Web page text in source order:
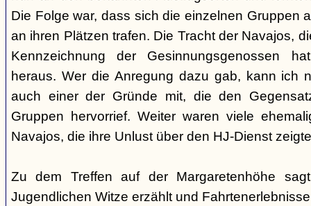
Die Folge war, dass sich die einzelnen Gruppen
an ihren Plätzen trafen. Die Tracht der Navajos,
Kennzeichnung der Gesinnungsgenossen
heraus. Wer die Anregung dazu gab, kann ich
auch einer der Gründe mit, die den
Gruppen hervorrief. Weiter waren viele
Navajos, die ihre Unlust über den HJ-Dienst
Zu dem Treffen auf der Margaretenhöhe
Jugendlichen Witze erzählt und